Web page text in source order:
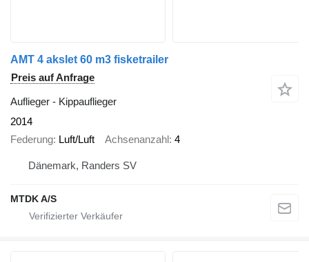
AMT 4 akslet 60 m3 fisketrailer
Preis auf Anfrage
Auflieger - Kippauflieger
2014
Federung Luft/Luft Achsenanzahl 4
Dänemark, Randers SV
MTDK A/S